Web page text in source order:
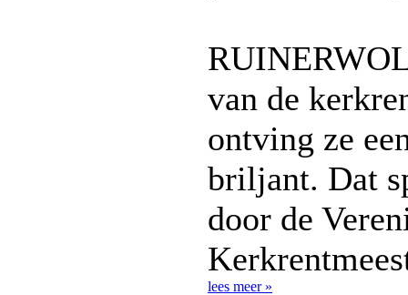
van de
ontving ze
briljant. Dat
door de
lees meer »